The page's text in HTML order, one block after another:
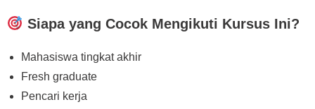
Siapa yang Cocok Mengikuti Kursus Ini?
Mahasiswa tingkat akhir
Fresh graduate
Pencari kerja